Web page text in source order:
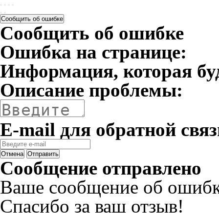
Сообщить об ошибке
Сообщить об ошибке
Ошибка на странице:
Информация, которая
Описание проблемы:
E-mail для обратной
Отмена Отправить
Сообщение отправлено
Ваше сообщение об
Спасибо за ваш отзыв!